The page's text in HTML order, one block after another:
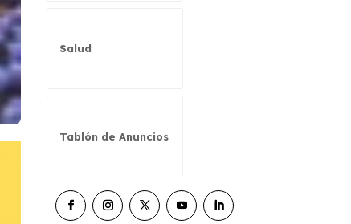
Salud
Tablón de Anuncios